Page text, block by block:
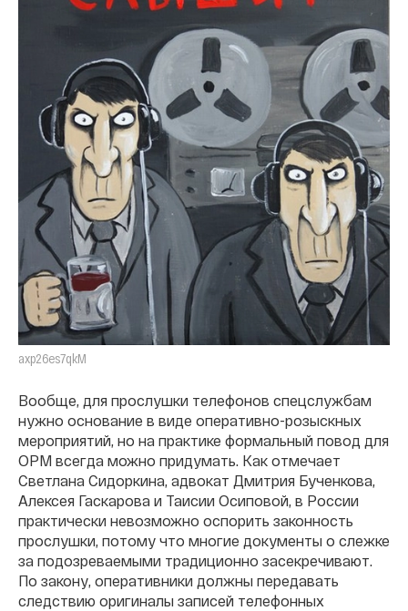
axp26es7qkM
Вообще, для прослушки телефонов спецслужбам
нужно основание в виде оперативно-розыскных
мероприятий, но на практике формальный повод для
ОРМ всегда можно придумать. Как отмечает
Светлана Сидоркина, адвокат Дмитрия Бученкова,
Алексея Гаскарова и Таисии Осиповой, в России
практически невозможно оспорить законность
прослушки, потому что многие документы о слежке
за подозреваемыми традиционно засекречивают.
По закону, оперативники должны передавать
следствию оригиналы записей телефонных